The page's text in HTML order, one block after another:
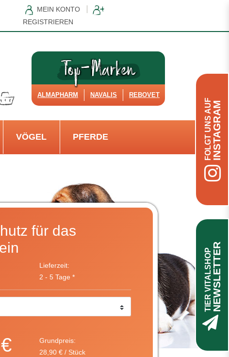
MEIN KONTO
REGISTRIEREN
ALMAPHARM NAVALIS REBOVET
VÖGEL PFERDE
für das
Lieferzeit:
2 - 5 Tage *
Grundpreis:
28,90 € / Stück
FOLGT UNS AUFINSTAGRAM
TIER VITALSHOPNEWSLETTER